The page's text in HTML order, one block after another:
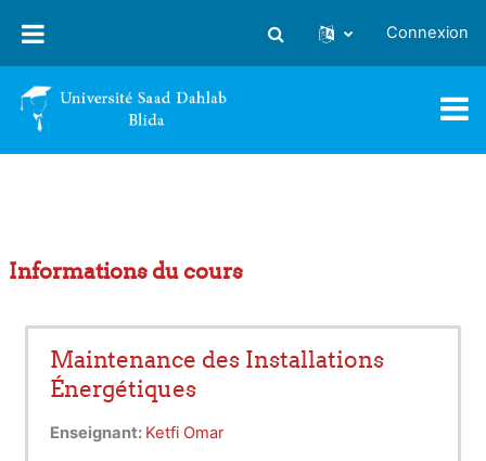
Activer/désactiver la saisie
Connexion
Informations du cours
Maintenance des Installations
Énergétiques
Enseignant: Ketfi Omar